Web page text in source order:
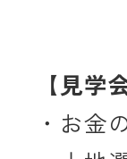
【見学
・お金